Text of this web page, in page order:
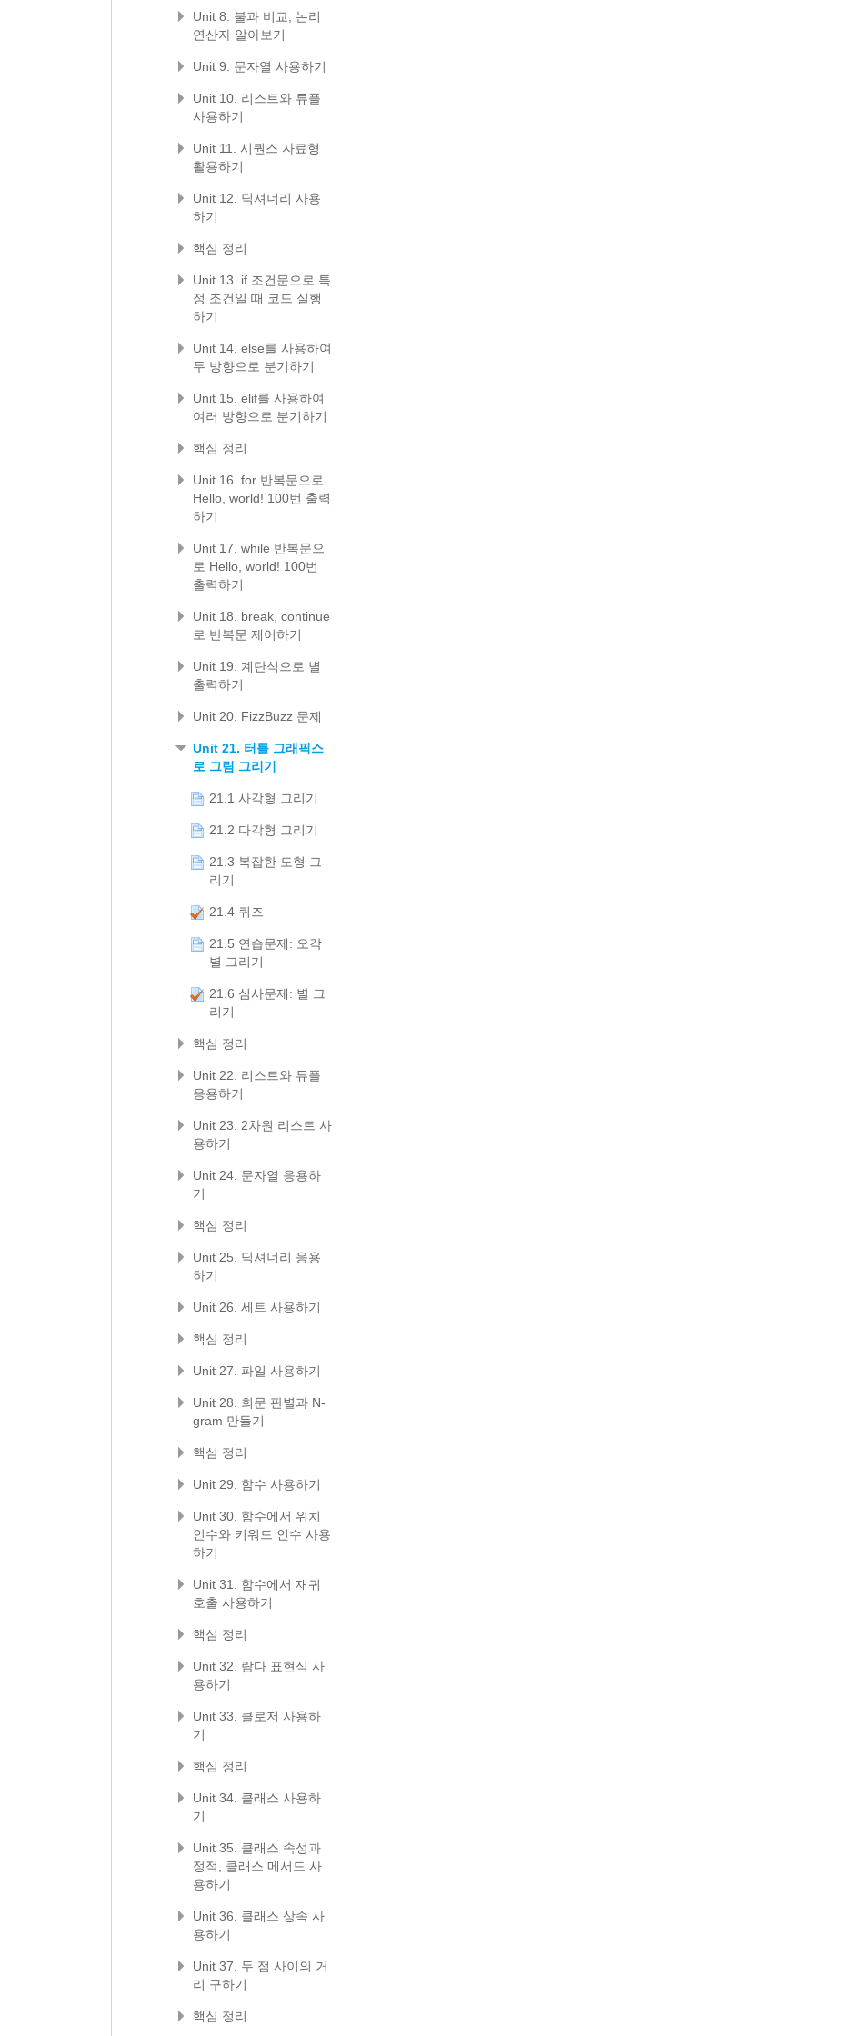
Unit 8. 불과 비교, 논리
연산자 알아보기
Unit 9. 문자열 사용하기
Unit 10. 리스트와 튜플
사용하기
Unit 11. 시퀀스 자료형
활용하기
Unit 12. 딕셔너리 사용
하기
핵심 정리
Unit 13. if 조건문으로 특
정 조건일 때 코드 실행
하기
Unit 14. else를 사용하여
두 방향으로 분기하기
Unit 15. elif를 사용하여
여러 방향으로 분기하기
핵심 정리
Unit 16. for 반복문으로
Hello, world! 100번 출력
하기
Unit 17. while 반복문으
로 Hello, world! 100번
출력하기
Unit 18. break, continue
로 반복문 제어하기
Unit 19. 계단식으로 별
출력하기
Unit 20. FizzBuzz 문제
Unit 21. 터틀 그래픽스
로 그림 그리기
21.1 사각형 그리기
21.2 다각형 그리기
21.3 복잡한 도형 그
리기
21.4 퀴즈
21.5 연습문제: 오각
별 그리기
21.6 심사문제: 별 그
리기
핵심 정리
Unit 22. 리스트와 튜플
응용하기
Unit 23. 2차원 리스트 사
용하기
Unit 24. 문자열 응용하
기
핵심 정리
Unit 25. 딕셔너리 응용
하기
Unit 26. 세트 사용하기
핵심 정리
Unit 27. 파일 사용하기
Unit 28. 회문 판별과 N-
gram 만들기
핵심 정리
Unit 29. 함수 사용하기
Unit 30. 함수에서 위치
인수와 키워드 인수 사용
하기
Unit 31. 함수에서 재귀
호출 사용하기
핵심 정리
Unit 32. 람다 표현식 사
용하기
Unit 33. 클로저 사용하
기
핵심 정리
Unit 34. 클래스 사용하
기
Unit 35. 클래스 속성과
정적, 클래스 메서드 사
용하기
Unit 36. 클래스 상속 사
용하기
Unit 37. 두 점 사이의 거
리 구하기
핵심 정리